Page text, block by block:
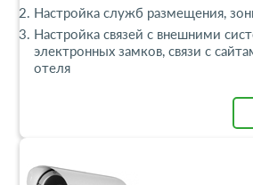
Настройка служб размещения,
Настройка связей с внешними
электронных замков, связи с
отеля